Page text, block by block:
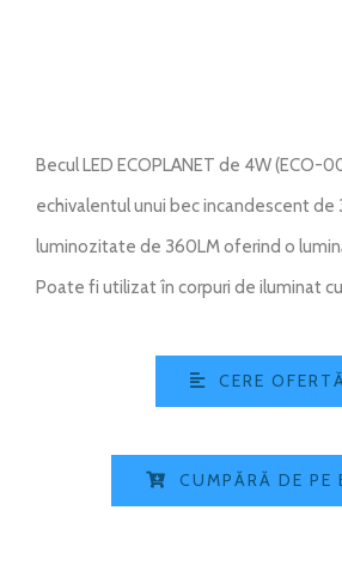
Becul LED ECOPLANET de 4W (ECO-
echivalentul unui bec incandescent de
luminozitate de 360LM oferind o
Poate fi utilizat în corpuri de iluminat
CERE OFERTĂ
CUMPĂRĂ DE PE